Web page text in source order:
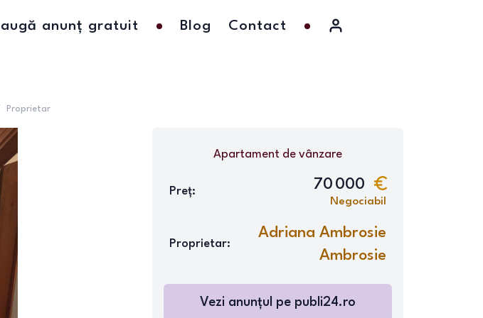
anunț gratuit Blog Contact
Proprietar
Apartamentde vânzare
Preț: 70 000
Negociabil
Proprietar:
Adriana Ambrosie
Ambrosie
Vezi anunțul pe publi24.ro